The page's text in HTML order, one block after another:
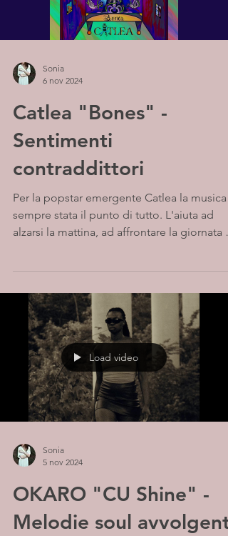
Sonia
6 nov 2024
Catlea "Bones" -
Sentimenti
contraddittori
Per la popstar emergente Catlea la musica è
sempre stata il punto di tutto. L'aiuta ad
alzarsi la mattina, ad affrontare la giornata e
Load video
Sonia
5 nov 2024
OKARO "CU Shine" -
Melodie soul avvolgenti